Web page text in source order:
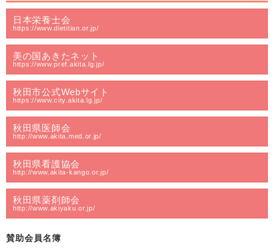
日本栄養士会
https://www.dietitian.or.jp/
美の国あきたネット
https://www.pref.akita.lg.jp/
秋田市公式Webサイト
https://www.city.akita.lg.jp/
秋田県医師会
http://www.akita.med.or.jp/
秋田県看護協会
http://www.akita-kango.or.jp/
秋田県薬剤師会
http://www.akiyaku.or.jp/
賛助会員名簿